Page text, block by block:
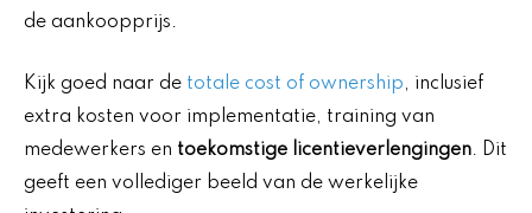
de aankoopprijs.
Kijk goed naar de totale cost of ownership, inclusief
extra kosten voor implementatie, training van
medewerkers en toekomstige licentieverlengingen. Dit
geeft een vollediger beeld van de werkelijke